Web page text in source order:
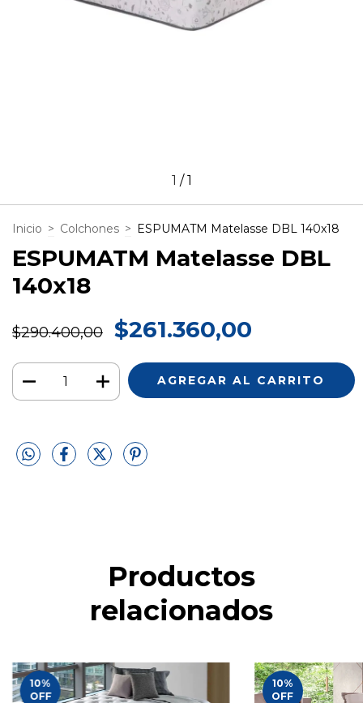
1 /1
Inicio > Colchones > ESPUMATM Matelasse DBL 140x18
ESPUMATM Matelasse DBL
140x18
$290.400,00 $261.360,00
Productos
relacionados
10%
OFF
10%
OFF